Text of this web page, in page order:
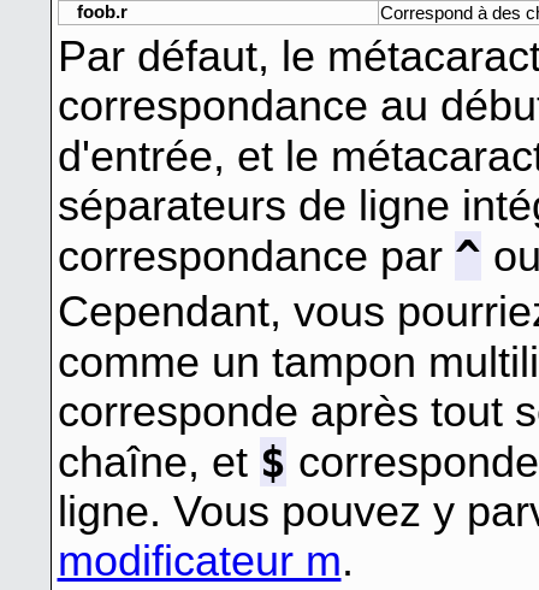
foob.r
Correspond à des
Par défaut, le
correspondance au
d'entrée, et le
séparateurs de ligne
correspondance par ^
Cependant, vous
comme un tampon
corresponde après tout
chaîne, et $
ligne. Vous pouvez y
modificateur m.